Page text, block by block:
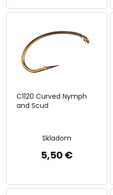
C1120 Curved Nymph
and Scud
Skladom
5,50 €